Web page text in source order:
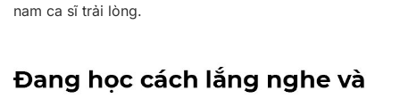
nam ca sĩ trải lòng.